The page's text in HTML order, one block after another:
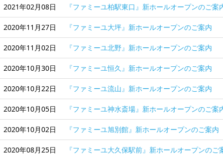
2021年02月08日 『ファミーユ柏駅東口』新ホールオープンのご案
2020年11月27日 『ファミーユ大坪』新ホールオープンのご案内
2020年11月02日 『ファミーユ北野』新ホールオープンのご案内
2020年10月30日 『ファミーユ恒久』新ホールオープンのご案内
2020年10月22日 『ファミーユ流山』新ホールオープンのご案内
2020年10月05日 『ファミーユ神水斎場』新ホールオープンのご案
2020年10月02日 『ファミーユ旭別館』新ホールオープンのご案内
2020年08月25日 『ファミーユ大久保駅前』新ホールオープンのご